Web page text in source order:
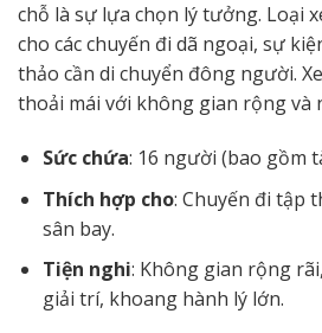
chỗ là sự lựa chọn lý tưởng. Loại
cho các chuyến đi dã ngoại, sự
thảo cần di chuyển đông người.
thoải mái với không gian rộng và
Sức chứa: 16 người (bao gồm
Thích hợp cho: Chuyến đi tập
sân bay.
Tiện nghi: Không gian rộng
giải trí, khoang hành lý lớn.